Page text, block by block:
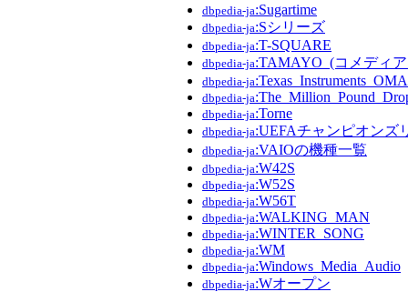
dbpedia-ja:Sugartime
dbpedia-ja:Sシリーズ
dbpedia-ja:T-SQUARE
dbpedia-ja:TAMAYO_(コメディ
dbpedia-ja
dbpedia-ja
dbpedia-ja:Torne
dbpedia-ja:UEFAチャンピオンズ
dbpedia-ja:VAIOの機種一覧
dbpedia-ja:W42S
dbpedia-ja:W52S
dbpedia-ja:W56T
dbpedia-ja:WALKING_MAN
dbpedia-ja:WINTER_SONG
dbpedia-ja:WM
dbpedia-ja:Windows_Media_Audio
dbpedia-ja:Wオープン